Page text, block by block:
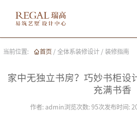
当前位置: 首页 / 全体系装修设计 / 装修指南
家中无独立书房？巧妙书柜设
充满书香
作者: admin浏览次数: 95次发布时间: